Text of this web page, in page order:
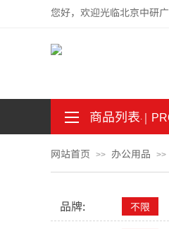
您好，欢迎光临北京中研
商品列表｜
.
。
网站首页 >> 办公用品 >>
品牌: 不限